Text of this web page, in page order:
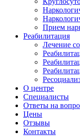
Прием
Реабилитация
Лечение
О центре
Специалисты
Ответы на
Цены
Отзывы
Контакты